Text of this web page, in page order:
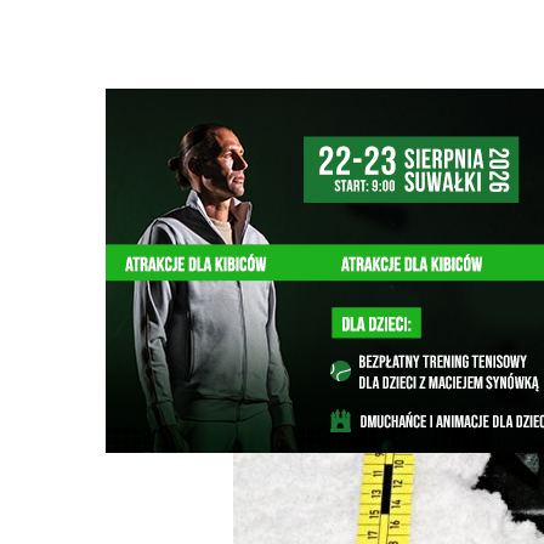
Ścieżka
nawigacyjna
WIADOMOŚCI Z REGIONU
20-latek wybił szyby w bmw